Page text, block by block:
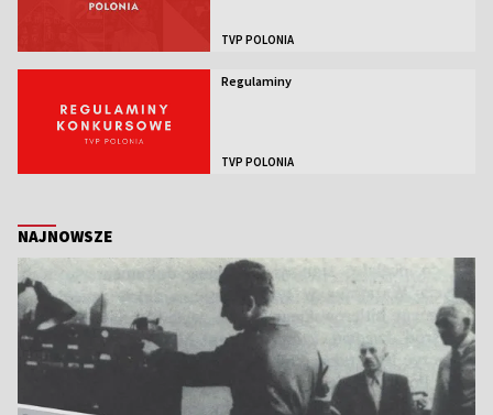
TVP POLONIA
Regulaminy
TVP POLONIA
NAJNOWSZE